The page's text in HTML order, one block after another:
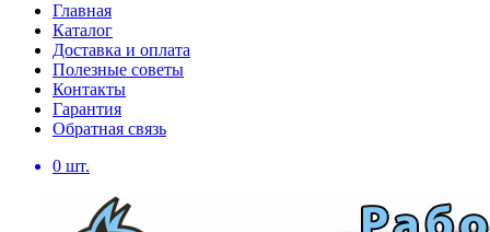
Главная
Каталог
Доставка и оплата
Полезные советы
Контакты
Гарантия
Обратная связь
0 шт.